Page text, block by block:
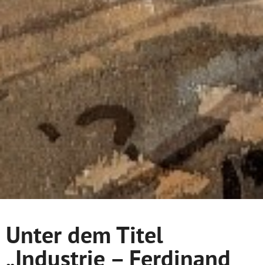
Unter dem Titel
„Industrie – Ferdinand